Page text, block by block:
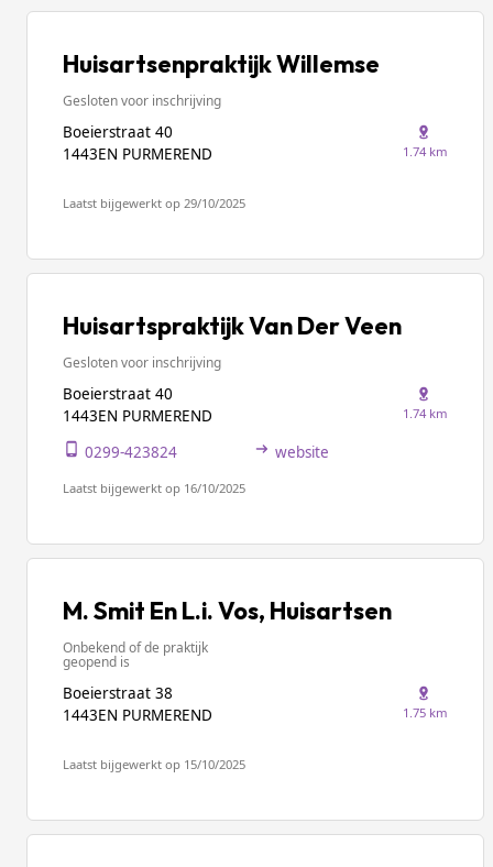
Huisartsenpraktijk Willemse
Gesloten voor inschrijving
Boeierstraat 40
1443EN PURMEREND
1.74 km
Laatst bijgewerkt op 29/10/2025
Huisartspraktijk Van Der Veen
Gesloten voor inschrijving
Boeierstraat 40
1443EN PURMEREND
1.74 km
0299-423824 website
Laatst bijgewerkt op 16/10/2025
M. Smit En L.i. Vos, Huisartsen
Onbekend of de praktijk
geopend is
Boeierstraat 38
1443EN PURMEREND
1.75 km
Laatst bijgewerkt op 15/10/2025